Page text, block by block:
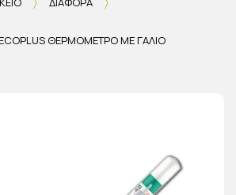
ΘΕΡΜΌΜΕΤΡΟ ΜΕ ΓΆΛΙΟ